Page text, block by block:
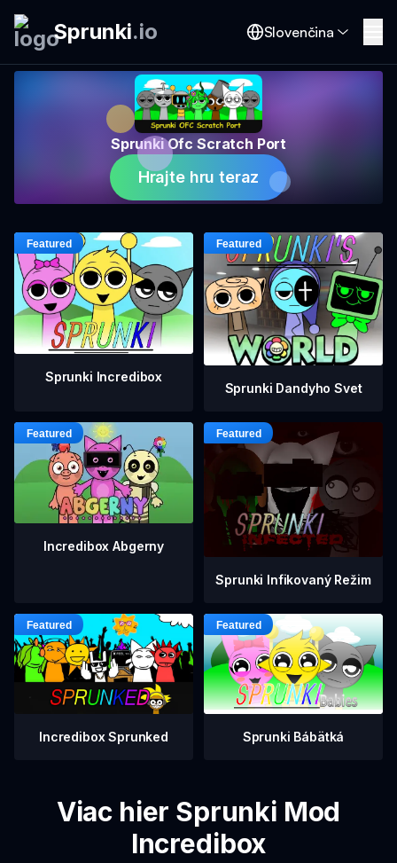
Sprunki.io Slovenčina
Sprunki Ofc Scratch Port
Hrajte hru teraz
Sprunki Incredibox
Sprunki Dandyho Svet
Incredibox Abgerny
Sprunki Infikovaný Režim
Incredibox Sprunked Sprunki Bábätká
Viac hier Sprunki Mod
Incredibox